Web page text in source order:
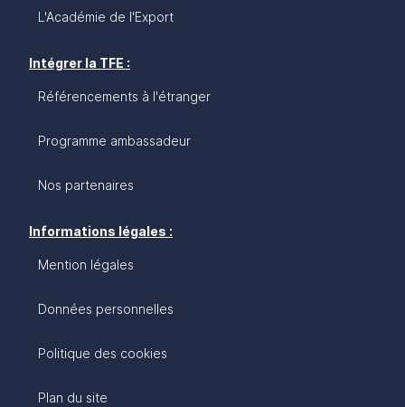
L'Académie de l'Export
Intégrer la TFE :
Référencements à l'étranger
Programme ambassadeur
Nos partenaires
Informations légales :
Mention légales
Données personnelles
Politique des cookies
Plan du site